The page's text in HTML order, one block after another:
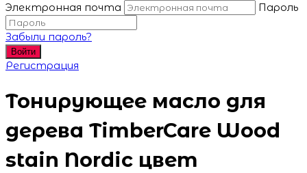
Электронная почта
Пароль
Забыли пароль?
Войти
Регистрация
Тонирующее масло для
дерева TimberCare Wood
stain Nordic цвет